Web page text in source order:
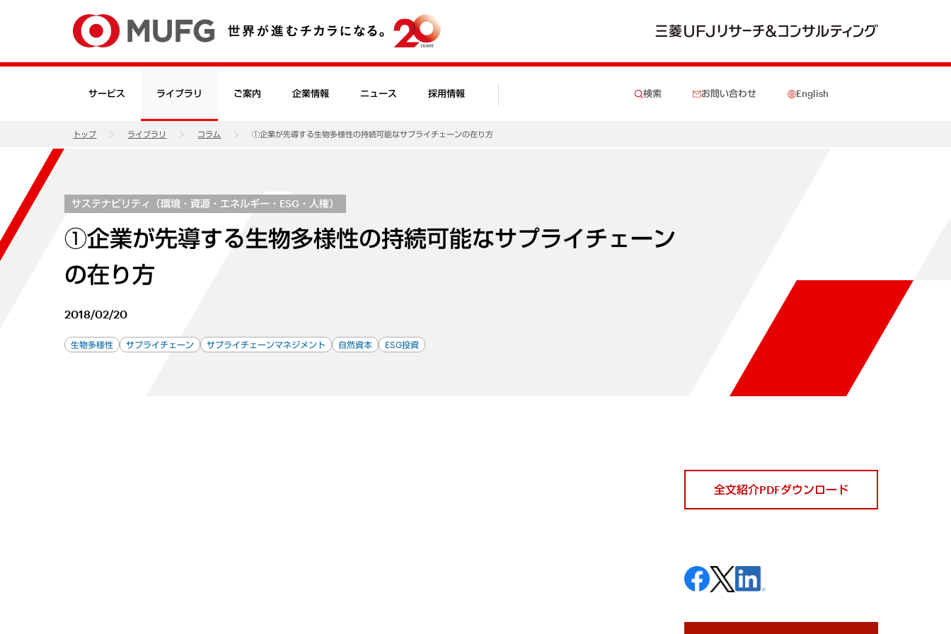
サービス ライブラリ ご案内 企業情報 ニュース 採用情報 検索 お問い合わせ English
トップ ライブラリ コラム ①企業が先導する生物多様性の持続可能なサプライチェーンの在り方
サステナビリティ（環境・資源・エネルギー・ESG・人権）
①企業が先導する生物多様性の持続可能なサプライチェーン
の在り方
2018/02/20
生物多様性 サプライチェーン サプライチェーンマネジメント 自然資本 ESG投資
全文紹介PDFダウンロード